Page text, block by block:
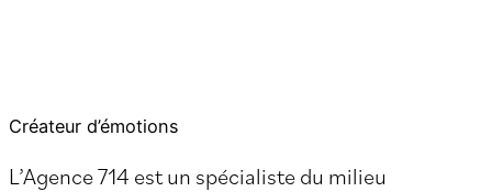
Créateur d’émotions
L’Agence 714 est un spécialiste du milieu